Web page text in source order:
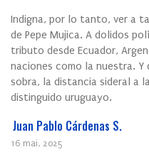
Indigna, por lo tanto, ver a
de Pepe Mujica. A dolidos
tributo desde Ecuador,
naciones como la nuestra. Y
sobra, la distancia sideral a
distinguido uruguayo.
Juan Pablo Cárdenas S.
16 mai, 2025